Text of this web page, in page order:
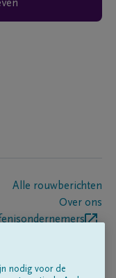
Alle rouwberichten
Over ons
nodig voor de